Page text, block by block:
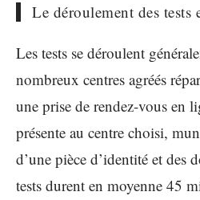
Le déroulement des tests
Les tests se déroulent
nombreux centres agréés
une prise de rendez-vous en
présente au centre choisi,
d’une pièce d’identité et des
tests durent en moyenne 45